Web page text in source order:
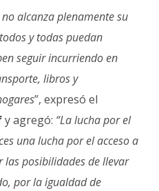
alcanza plenamente su
y todas puedan
seguir incurriendo en
libros y
”, expresó el
y agregó: “La lucha por el
una lucha por el acceso a
las posibilidades de llevar
por la igualdad de